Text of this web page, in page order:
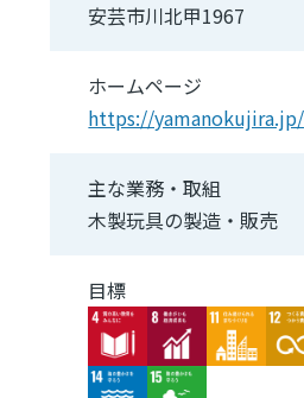
安芸市川北甲1967
ホームページ
https://yamanokujira.jp/
主な業務・取組
木製玩具の製造・販売
目標
Image Image Image
Image Image